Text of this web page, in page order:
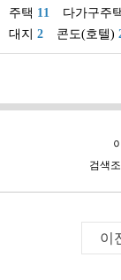
주택 11 다가구주
대지 2 콘도(호텔)
검색
이